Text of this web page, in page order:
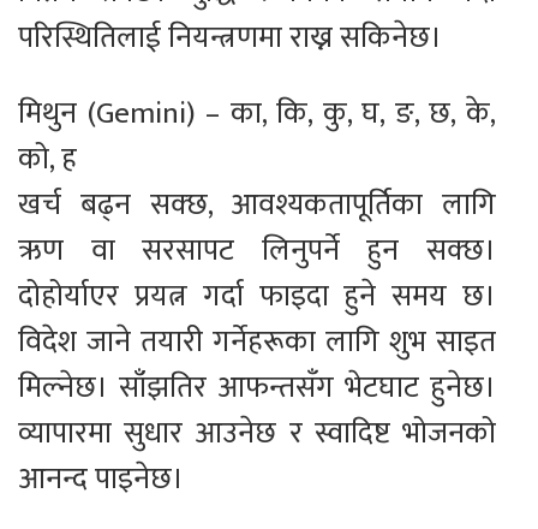
परिस्थितिलाई नियन्त्रणमा राख्न सकिनेछ।
मिथुन (Gemini) – का, कि, कु, घ, ङ, छ, के,
को, ह
खर्च बढ्न सक्छ, आवश्यकतापूर्तिका लागि
ऋण वा सरसापट लिनुपर्ने हुन सक्छ।
दोहोर्याएर प्रयत्न गर्दा फाइदा हुने समय छ।
विदेश जाने तयारी गर्नेहरूका लागि शुभ साइत
मिल्नेछ। साँझतिर आफन्तसँग भेटघाट हुनेछ।
व्यापारमा सुधार आउनेछ र स्वादिष्ट भोजनको
आनन्द पाइनेछ।